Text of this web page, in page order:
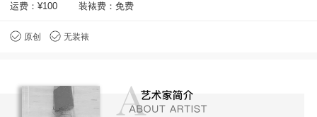
运费： ¥100 装裱费：免费
原创 无装裱